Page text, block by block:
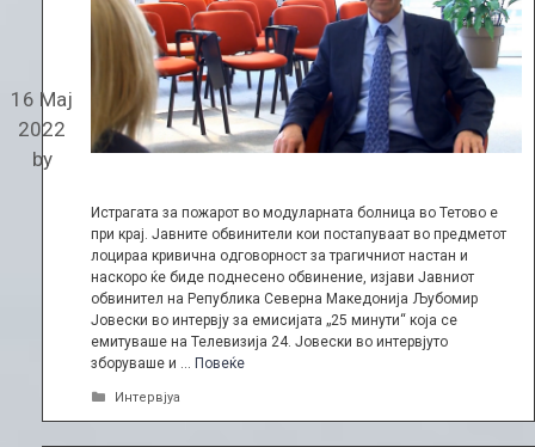
16 Мај
2022
by
Истрагата за пожарот во модуларната болница во Тетово е
при крај. Јавните обвинители кои постапуваат во предметот
лоцираа кривична одговорност за трагичниот настан и
наскоро ќе биде поднесено обвинение, изјави Јавниот
обвинител на Република Северна Македонија Љубомир
Јовески во интервју за емисијата „25 минути“ која се
емитуваше на Телевизија 24. Јовески во интервјуто
зборуваше и … Повеќе
Categories
Интервјуа